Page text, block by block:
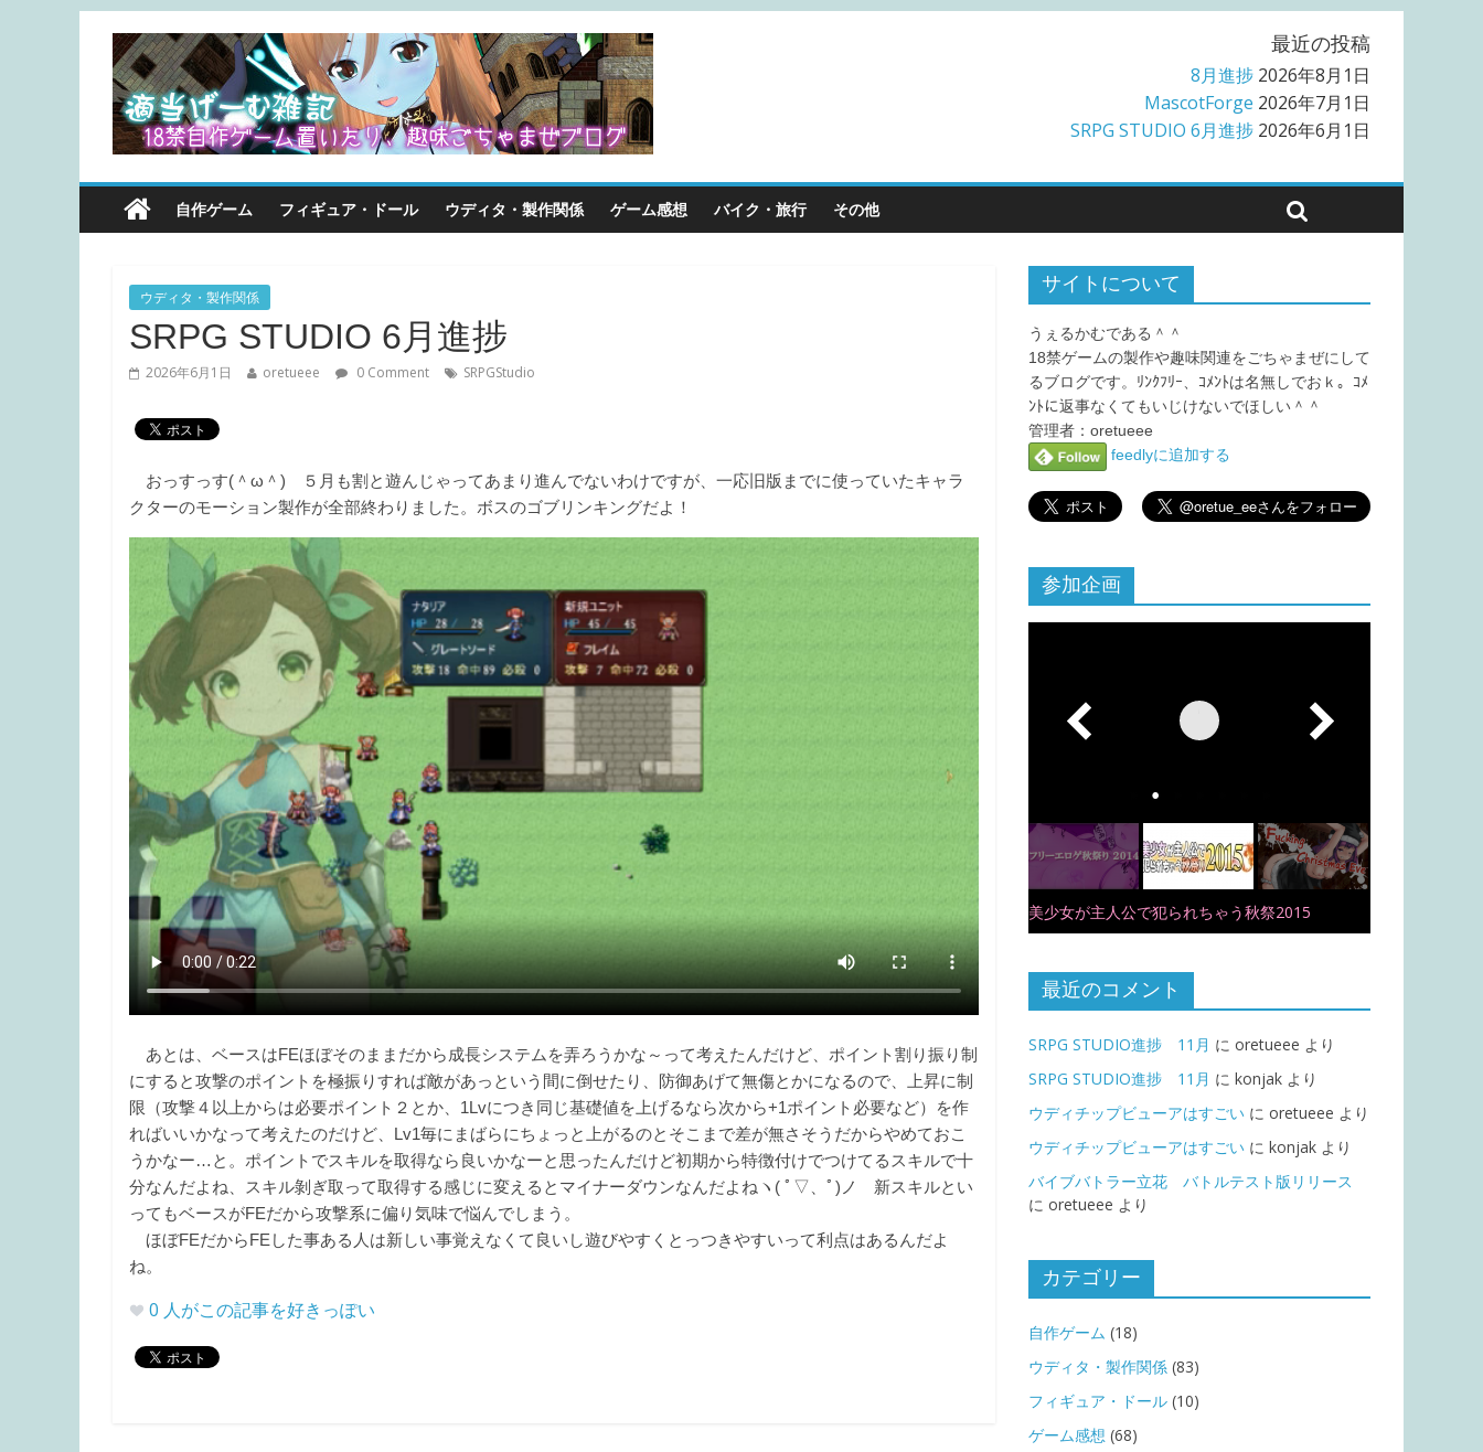
最近の投稿
8月進捗 2026年8月1日
MascotForge 2026年7月1日
SRPG STUDIO 6月進捗 2026年6月1日
自作ゲーム フィギュア・ドール ウディタ・製作関係 ゲーム感想 バイク・旅行 その他
ウディタ・製作関係
SRPG STUDIO 6月進捗
2026年6月1日 oretueee 0 Comment SRPGStudio
おっすっす(＾ω＾) ５月も割と遊んじゃってあまり進んでないわけですが、一応旧版までに使っていたキャラ
クターのモーション製作が全部終わりました。ボスのゴブリンキングだよ！
あとは、ベースはFEほぼそのままだから成長システムを弄ろうかな～って考えたんだけど、ポイント割り振り制
にすると攻撃のポイントを極振りすれば敵があっという間に倒せたり、防御あげて無傷とかになるので、上昇に制
限（攻撃４以上からは必要ポイント２とか、1Lvにつき同じ基礎値を上げるなら次から+1ポイント必要など）を作
ればいいかなって考えたのだけど、Lv1毎にまばらにちょっと上がるのとそこまで差が無さそうだからやめておこ
うかなー…と。ポイントでスキルを取得なら良いかなーと思ったんだけど初期から特徴付けでつけてるスキルで十
分なんだよね、スキル剝ぎ取って取得する感じに変えるとマイナーダウンなんだよねヽ( ﾟ▽、ﾟ)ノ 新スキルとい
ってもベースがFEだから攻撃系に偏り気味で悩んでしまう。
ほぼFEだからFEした事ある人は新しい事覚えなくて良いし遊びやすくとっつきやすいって利点はあるんだよ
ね。
0 人がこの記事を好きっぽい
サイトについて
うぇるかむである＾＾
18禁ゲームの製作や趣味関連をごちゃまぜにして
るブログです。ﾘﾝｸﾌﾘｰ、ｺﾒﾝﾄは名無しでおｋ。ｺﾒ
ﾝﾄに返事なくてもいじけないでほしい＾＾
管理者：oretueee
feedlyに追加する
参加企画
美少女が主人公で犯られちゃう秋祭2015
最近のコメント
SRPG STUDIO進捗 11月 に oretueee より
SRPG STUDIO進捗 11月 に konjak より
ウディチップビューアはすごい に oretueee より
ウディチップビューアはすごい に konjak より
バイブバトラー立花 バトルテスト版リリース
に oretueee より
カテゴリー
自作ゲーム (18)
ウディタ・製作関係 (83)
フィギュア・ドール (10)
ゲーム感想 (68)